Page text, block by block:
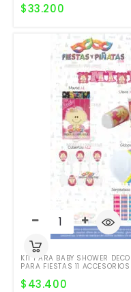
$33.200
KIT PARA BABY SHOWER
PARA FIESTAS 11 ACCESORIOS
$43.400